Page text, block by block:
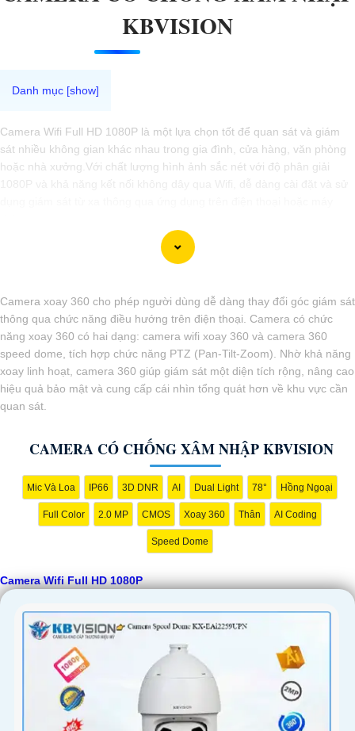
KBVISION
Camera Wifi Full HD 1080P là một lựa chọn tốt để quan sát và giám
sát nhiều không gian khác nhau trong gia đình, cửa hàng, văn phòng
hoặc nhà xưởng.Với chất lượng hình ảnh sắc nét với độ phân giải
Camera xoay 360 cho phép người dùng dễ dàng thay đổi góc giám sát
thông qua chức năng điều hướng trên điện thoại. Camera có chức
năng xoay 360 có hai dạng: camera wifi xoay 360 và camera 360
speed dome, tích hợp chức năng PTZ (Pan-Tilt-Zoom). Nhờ khả năng
xoay linh hoạt, camera 360 giúp giám sát một diện tích rộng, nâng cao
hiệu quả bảo mật và cung cấp cái nhìn tổng quát hơn về khu vực cần
quan sát.
CAMERA CÓ CHỐNG XÂM NHẬP KBVISION
Mic Và Loa IP66 3D DNR AI Dual Light 78° Hồng Ngoại
Full Color 2.0 MP CMOS Xoay 360 Thân AI Coding
Speed Dome
Camera Wifi Full HD 1080P